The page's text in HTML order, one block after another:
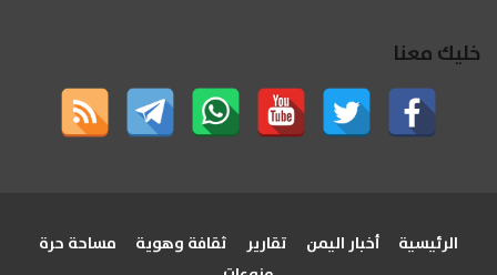
خليك معنا
الرئيسية أخبار اليمن تقارير ثقافة وهوية
مساحة حرة